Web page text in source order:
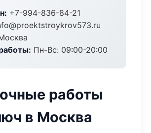
+7-994-836-84-21
Пн-Вс: 09:00-20:00
работы
в Москва